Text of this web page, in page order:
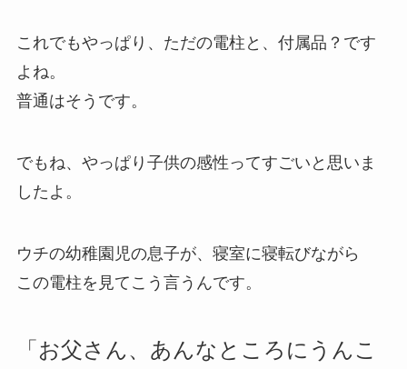
これでもやっぱり、ただの電柱と、付属品？です
よね。
普通はそうです。
でもね、やっぱり子供の感性ってすごいと思いま
したよ。
ウチの幼稚園児の息子が、寝室に寝転びながら
この電柱を見てこう言うんです。
「お父さん、あんなところにうんこ